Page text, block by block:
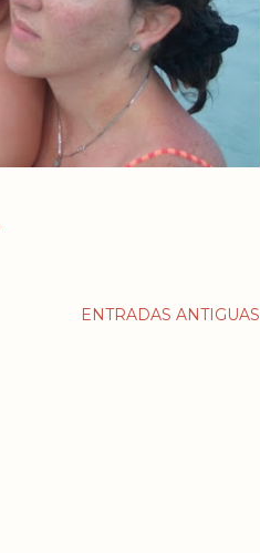
ENTRADAS ANTIGUAS